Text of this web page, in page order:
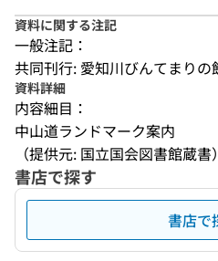
資料に関する注記
一般注記：
共同刊行: 愛知川びんてまりの
資料詳細
内容細目：
中山道ランドマーク案内
（提供元: 国立国会図書館蔵書）
書店で探す
書店で